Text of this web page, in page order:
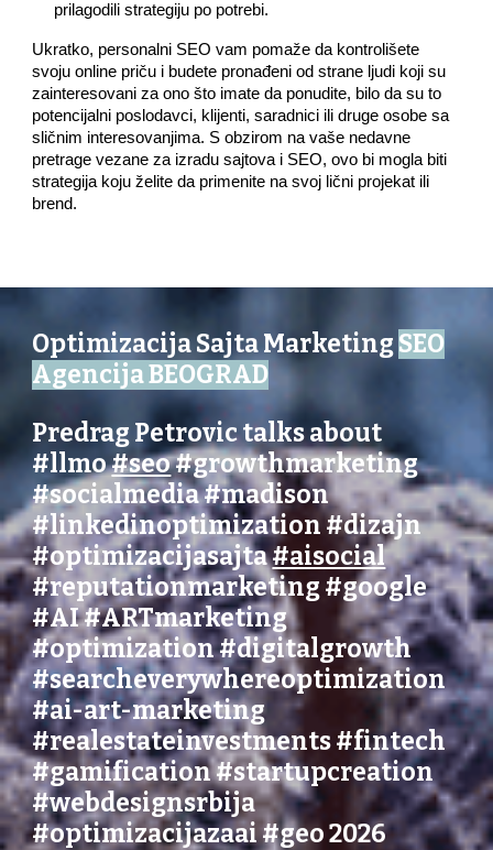
prilagodili strategiju po potrebi.
Ukratko, personalni SEO vam pomaže da kontrolišete
svoju online priču i budete pronađeni od strane ljudi koji su
zainteresovani za ono što imate da ponudite, bilo da su to
potencijalni poslodavci, klijenti, saradnici ili druge osobe sa
sličnim interesovanjima. S obzirom na vaše nedavne
pretrage vezane za izradu sajtova i SEO, ovo bi mogla biti
strategija koju želite da primenite na svoj lični projekat ili
brend.
Optimizacija Sajta Marketing SEO
Agencija BEOGRAD
Predrag Petrovic talks about
#llmo#seo#growthmarketing
#socialmedia#madison
#linkedinoptimization#dizajn
#optimizacijasajta#aisocial
#reputationmarketing #google
#AI#ARTmarketing
#optimization #digitalgrowth
#searcheverywhereoptimization
#ai-art-marketing
#realestateinvestments #fintech
#gamification #startupcreation
#webdesignsrbija
#optimizacijazaai #geo 2026